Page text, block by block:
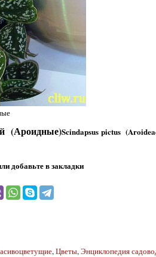
(Ароидные)Scindapsus pictus
добавьте в закладки
,Цветы,Энциклопедия